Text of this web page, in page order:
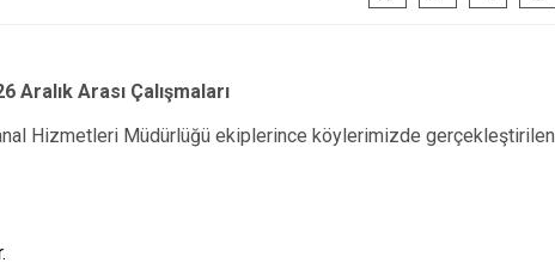
Arası Çalışmaları
Hizmetleri Müdürlüğü ekiplerince köylerimizde gerçekleştirilen